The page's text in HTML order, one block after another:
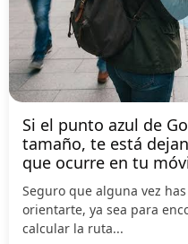
Si el punto azul de
tamaño, te está
que ocurre en tu
Seguro que alguna vez
orientarte, ya sea para
calcular la ruta...